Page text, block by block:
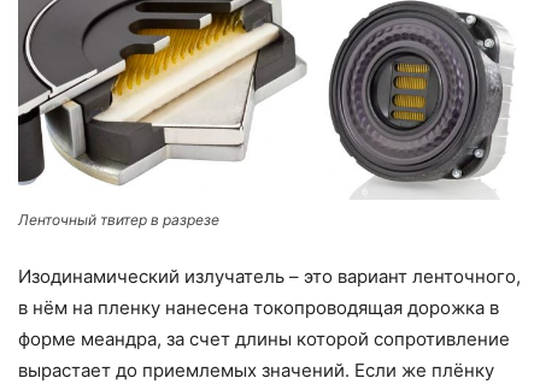
Ленточный твитер в разрезе
Изодинамический излучатель – это вариант ленточного,
в нём на пленку нанесена токопроводящая дорожка в
форме меандра, за счет длины которой сопротивление
вырастает до приемлемых значений. Если же плёнку